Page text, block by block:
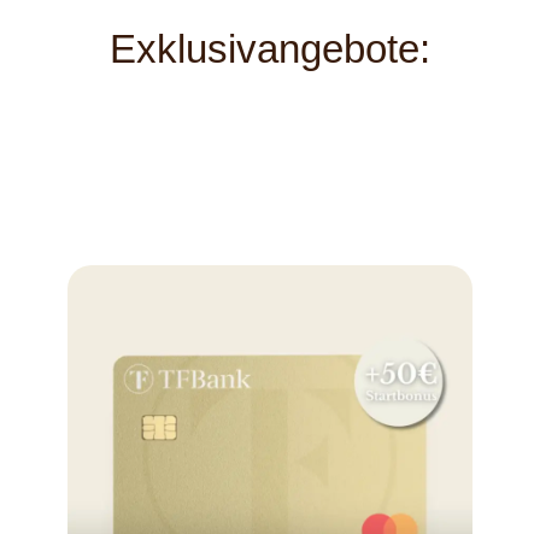
Exklusivangebote: